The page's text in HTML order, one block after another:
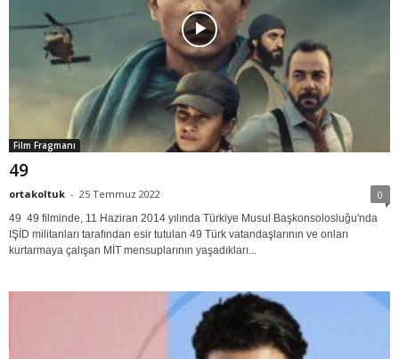
Film Fragmanı
49
ortakoltuk - 25 Temmuz 2022 0
49 49 filminde, 11 Haziran 2014 yılında Türkiye Musul Başkonsolosluğu'nda
IŞİD militanları tarafından esir tutulan 49 Türk vatandaşlarının ve onları
kurtarmaya çalışan MİT mensuplarının yaşadıkları...